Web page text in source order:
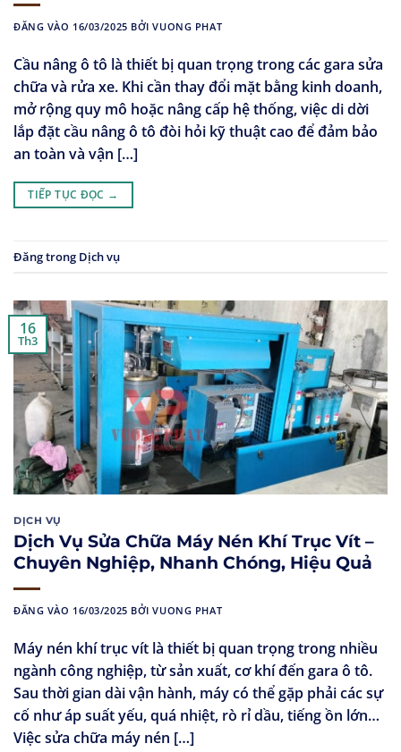
ĐĂNG VÀO 16/03/2025 BỞIVUONG PHAT
Cầu nâng ô tô là thiết bị quan trọng trong các gara sửa
chữa và rửa xe. Khi cần thay đổi mặt bằng kinh doanh,
mở rộng quy mô hoặc nâng cấp hệ thống, việc di dời
lắp đặt cầu nâng ô tô đòi hỏi kỹ thuật cao để đảm bảo
an toàn và vận […]
TIẾP TỤC ĐỌC →
Đăng trong Dịch vụ
16
Th3
DỊCH VỤ
Dịch Vụ Sửa Chữa Máy Nén Khí Trục Vít –
Chuyên Nghiệp, Nhanh Chóng, Hiệu Quả
ĐĂNG VÀO 16/03/2025 BỞIVUONG PHAT
Máy nén khí trục vít là thiết bị quan trọng trong nhiều
ngành công nghiệp, từ sản xuất, cơ khí đến gara ô tô.
Sau thời gian dài vận hành, máy có thể gặp phải các sự
cố như áp suất yếu, quá nhiệt, rò rỉ dầu, tiếng ồn lớn…
Việc sửa chữa máy nén […]